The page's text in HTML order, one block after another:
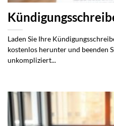
Laden Sie Ihre
kostenlos herunter und beenden
unkompliziert...